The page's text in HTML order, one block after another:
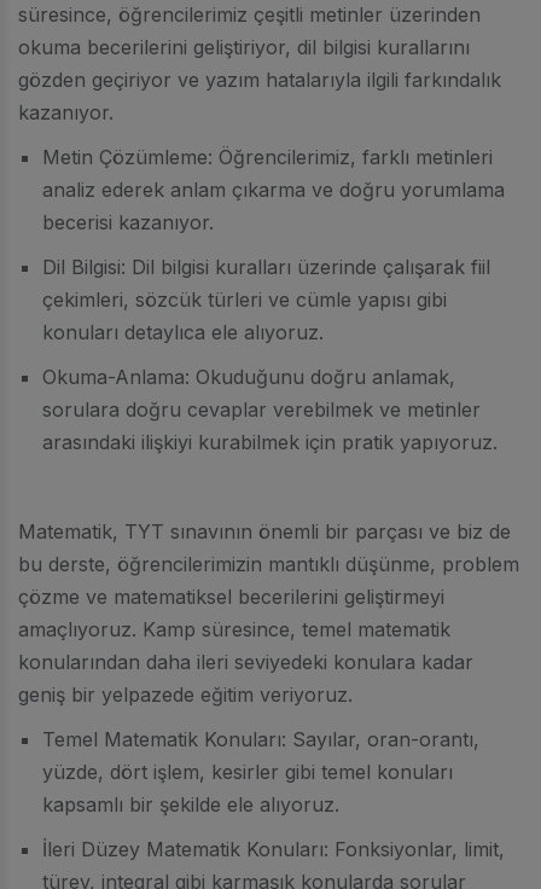
süresince, öğrencilerimiz çeşitli metinler üzerinden
okuma becerilerini geliştiriyor, dil bilgisi kurallarını
gözden geçiriyor ve yazım hatalarıyla ilgili farkındalık
kazanıyor.
Metin Çözümleme: Öğrencilerimiz, farklı metinleri
analiz ederek anlam çıkarma ve doğru yorumlama
becerisi kazanıyor.
Dil Bilgisi: Dil bilgisi kuralları üzerinde çalışarak fiil
çekimleri, sözcük türleri ve cümle yapısı gibi
konuları detaylıca ele alıyoruz.
Okuma-Anlama: Okuduğunu doğru anlamak,
sorulara doğru cevaplar verebilmek ve metinler
arasındaki ilişkiyi kurabilmek için pratik yapıyoruz.
Matematik, TYT sınavının önemli bir parçası ve biz de
bu derste, öğrencilerimizin mantıklı düşünme, problem
çözme ve matematiksel becerilerini geliştirmeyi
amaçlıyoruz. Kamp süresince, temel matematik
konularından daha ileri seviyedeki konulara kadar
geniş bir yelpazede eğitim veriyoruz.
Temel Matematik Konuları: Sayılar, oran-orantı,
yüzde, dört işlem, kesirler gibi temel konuları
kapsamlı bir şekilde ele alıyoruz.
İleri Düzey Matematik Konuları: Fonksiyonlar, limit,
türev, integral gibi karmaşık konularda sorular